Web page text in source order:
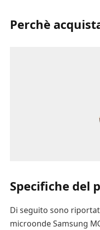
Perchè
Specifiche del
Di seguito sono
microonde Samsung